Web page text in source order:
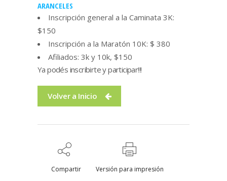
ARANCELES
Inscripción general a la Caminata 3K:
$150
Inscripción a la Maratón 10K: $ 380
Afiliados: 3k y 10k, $150
Ya podés inscribirte y participar!!!
Volver a Inicio
Compartir Versión para impresión